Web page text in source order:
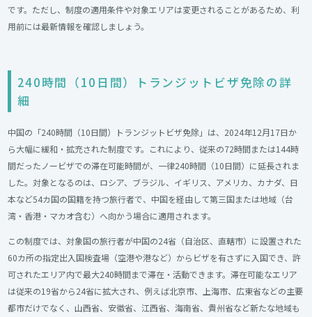
です。ただし、制度の適用条件や対象エリアは変更されることがあるため、利
用前には最新情報を確認しましょう。
240時間（10日間）トランジットビザ免除の詳
細
中国の「240時間（10日間）トランジットビザ免除」は、2024年12月17日か
ら大幅に緩和・拡充された制度です。これにより、従来の72時間または144時
間だったノービザでの滞在可能時間が、一律240時間（10日間）に延長されま
した。対象となるのは、ロシア、ブラジル、イギリス、アメリカ、カナダ、日
本など54カ国の国籍を持つ旅行者で、中国を経由して第三国または地域（台
湾・香港・マカオ含む）へ向かう場合に適用されます。
この制度では、対象国の旅行者が中国の24省（自治区、直轄市）に設置された
60カ所の指定出入国検査場（空港や港など）からビザを有さずに入国でき、許
可されたエリア内で最大240時間まで滞在・活動できます。滞在可能なエリア
は従来の19省から24省に拡大され、例えば北京市、上海市、広東省などの主要
都市だけでなく、山西省、安徽省、江西省、海南省、貴州省など新たな地域も